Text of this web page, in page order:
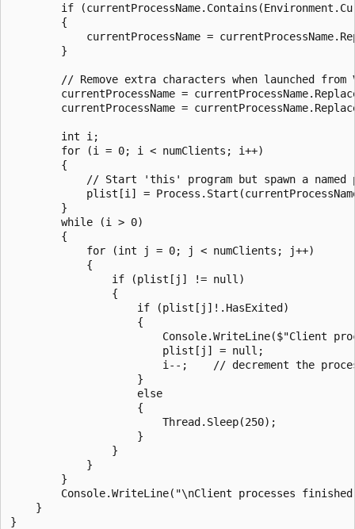
if
        {
currentProcessName =
        }
// Remove extra characters when launched from
currentProcessName =
currentProcessName =
        int i;
        for (i = 0; i < numClients; i++)
        {
// Start 'this' program but spawn a named
plist[i] =
        }
        while (i > 0)
        {
            for (int j = 0; j < numClients; j++)
            {
                if (plist[j] != null)
                {
                    if (plist[j]!.HasExited)
                    {
Console.WriteLine($"Client
                        plist[j] = null;
i--;    // decrement the
                    }
                    else
                    {
                        Thread.Sleep(250);
                    }
                }
            }
        }
Console.WriteLine("\nClient processes
    }
}